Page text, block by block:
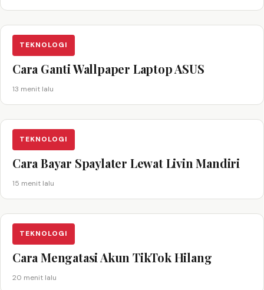
TEKNOLOGI
Cara Ganti Wallpaper Laptop ASUS
13 menit lalu
TEKNOLOGI
Cara Bayar Spaylater Lewat Livin Mandiri
15 menit lalu
TEKNOLOGI
Cara Mengatasi Akun TikTok Hilang
20 menit lalu